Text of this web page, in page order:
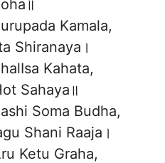
Kamala,
Shiranaya।
Kahata,
Sahaya॥
Soma Budha,
Shani Raaja।
Ketu Graha,